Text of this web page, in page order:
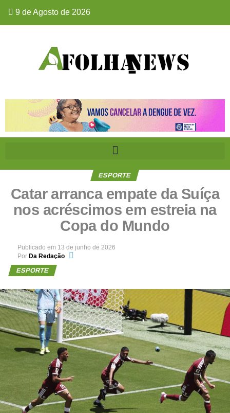
9 de Agosto de 2026
ESPORTE
Catar arranca empate da Suíça
nos acréscimos em estreia na
Copa do Mundo
Publicado em 13 de junho de 2026
Por Da Redação
ESPORTE